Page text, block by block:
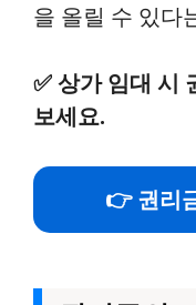
을 올릴 수 있다
✅상가 임대 시
보세요.
👉 권리